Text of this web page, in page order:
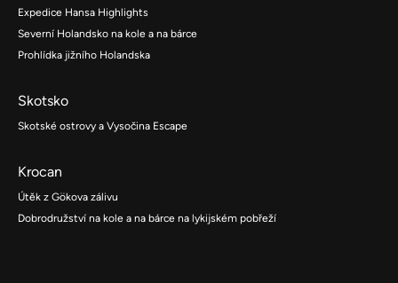
Expedice Hansa Highlights
Severní Holandsko na kole a na bárce
Prohlídka jižního Holandska
Skotsko
Skotské ostrovy a Vysočina Escape
Krocan
Útěk z Gökova zálivu
Dobrodružství na kole a na bárce na lykijském pobřeží